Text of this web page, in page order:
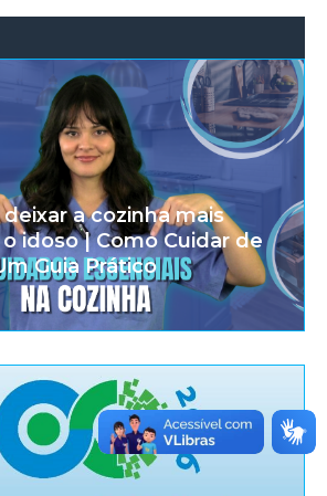
a cozinha mais
idoso | Como Cuidar de
Guia Prático